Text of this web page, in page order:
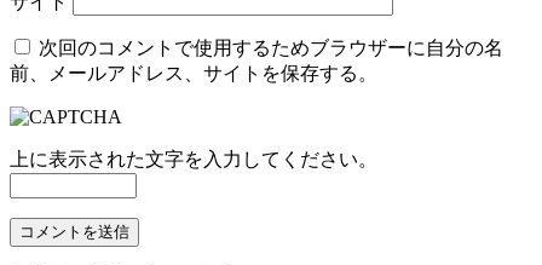
次回のコメントで使用するためブラウザーに自分の名
前、メールアドレス、サイトを保存する。
上に表示された文字を入力してください。